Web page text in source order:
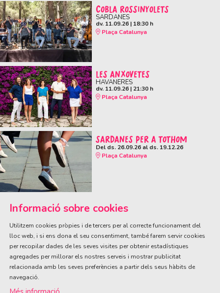
COBLA ROSSINYOLETS
SARDANES
dv. 11.09.26| 18:30 h
Plaça Catalunya
LES ANXOVETES
HAVANERES
dv. 11.09.26| 21:30 h
Plaça Catalunya
SARDANES PER A TOTHOM
Del ds. 26.09.26al ds. 19.12.26
Plaça Catalunya
ÀREA DE CULTURA
Olivareta, 38 · T. 972 83 00 05cultura@llagostera.cat
Sitemap
Informació sobre cookies
Utilitzem cookies pròpies i de tercers per al correcte funcionament del
lloc web, i si ens dona el seu consentiment, també farem servir cookies
per recopilar dades de les seves visites per obtenir estadístiques
agregades per millorar els nostres serveis i mostrar publicitat
relacionada amb les seves preferències a partir dels seus hàbits de
navegació.